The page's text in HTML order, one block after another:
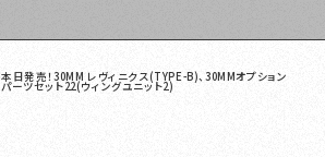
本日発売！30MM レヴィニクス(TYPE-B)、30MMオプション
パーツセット22(ウィングユニット2)